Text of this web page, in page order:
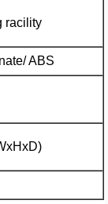
racility
ABS